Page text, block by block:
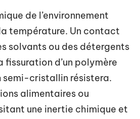
de l’environnement
température. Un contact
solvants ou des détergents
d’un polymère
semi-cristallin résistera.
alimentaires ou
une inertie chimique et